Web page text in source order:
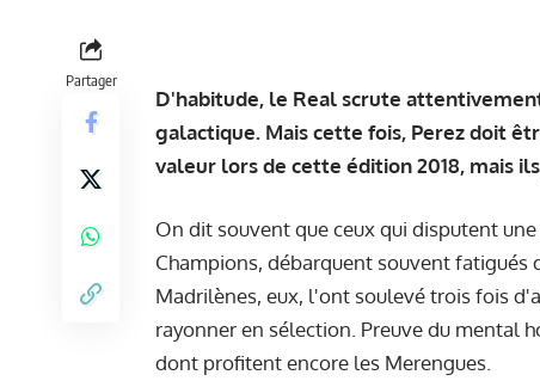
Partager
D'habitude, le Real scrute
galactique. Mais cette fois, Perez doit
valeur lors de cette édition 2018, mais
On dit souvent que ceux qui disputent
Champions, débarquent souvent
Madrilènes, eux, l'ont soulevé trois fois
rayonner en sélection. Preuve du mental
dont profitent encore les Merengues.